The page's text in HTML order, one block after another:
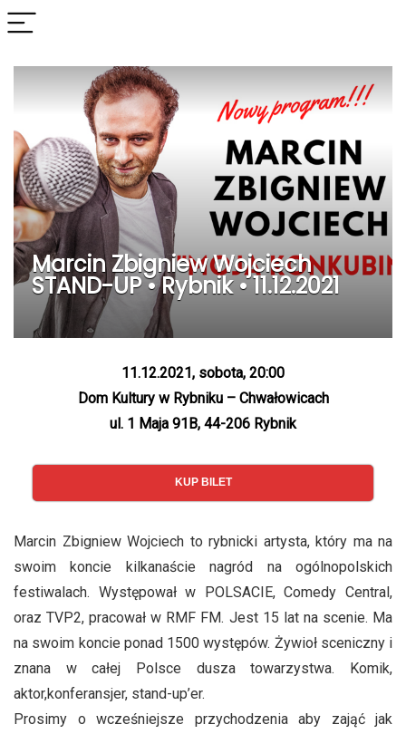
Marcin Zbigniew Wojciech
STAND-UP • Rybnik • 11.12.2021
11.12.2021, sobota, 20:00
Dom Kultury w Rybniku – Chwałowicach
ul. 1 Maja 91B, 44-206 Rybnik
KUP BILET
Marcin Zbigniew Wojciech to rybnicki artysta, który ma na
swoim koncie kilkanaście nagród na ogólnopolskich
festiwalach. Występował w POLSACIE, Comedy Central,
oraz TVP2, pracował w RMF FM. Jest 15 lat na scenie. Ma
na swoim koncie ponad 1500 występów. Żywioł sceniczny i
znana w całej Polsce dusza towarzystwa. Komik,
aktor,konferansjer, stand-up’er.
Prosimy o wcześniejsze przychodzenia aby zająć jak